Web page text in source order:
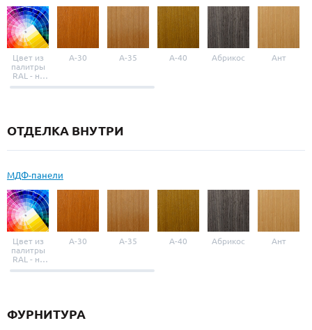
Цвет из
палитры
RAL - на
выбор
A-30 A-35 A-40 Абрикос Ант
ОТДЕЛКА ВНУТРИ
МДФ-панели
Цвет из
палитры
RAL - на
выбор
A-30 A-35 A-40 Абрикос Ант
ФУРНИТУРА